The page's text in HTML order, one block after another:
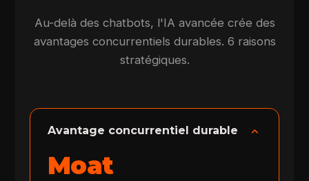
Au-delà des chatbots, l'IA avancée crée des
avantages concurrentiels durables. 6 raisons
stratégiques.
Avantage concurrentiel durable expand_more
Moat